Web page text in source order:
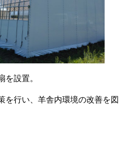
設置。
を行い、羊舎内環境の改善を図